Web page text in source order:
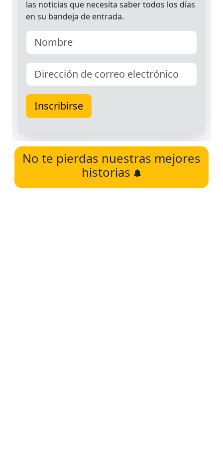
No te pierdas nuestras mejores
historias